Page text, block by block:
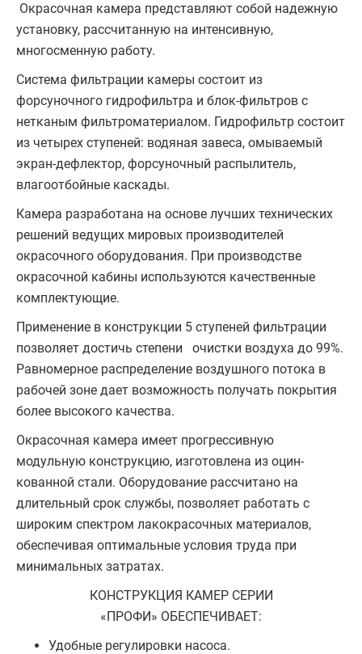
Окрасочная камера представляют собой надежную
установку, рассчитанную на интенсивную,
многосменную работу.
Система фильтрации камеры состоит из
форсуночного гидрофильтра и блок-фильтров с
нетканым фильтроматериалом. Гидрофильтр состоит
из четырех ступеней: водяная завеса, омываемый
экран-дефлектор, форсуночный распылитель,
влагоотбойные каскады.
Камера разрабо­тана на основе лучших технических
ре­шений ведущих мировых производителей
окрасочного оборудования. При производстве
окрасочной кабины используются качествен­ные
комплектующие.
Применение в конструкции 5 ступеней фильтрации
позволяет достичь степени очи­стки воздуха до 99%.
Равномер­ное рас­пределение воздушного потока в
рабочей зоне дает возможность получать по­крытия
более высокого качества.
Окрасочная камера имеет прогрессивную
модульную конструкцию, изготовлена из оцин­
кованной стали. Оборудование рассчитано на
длительный срок службы, позволяет рабо­тать с
широким спектром лакокрасочных материалов,
обеспечивая оптимальные условия труда при
минимальных затратах.
КОНСТРУКЦИЯ КАМЕР СЕРИИ
«ПРОФИ» ОБЕСПЕЧИВАЕТ:
Удобные регулировки насоса.